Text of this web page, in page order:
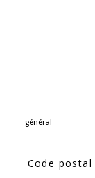
général
Code postal